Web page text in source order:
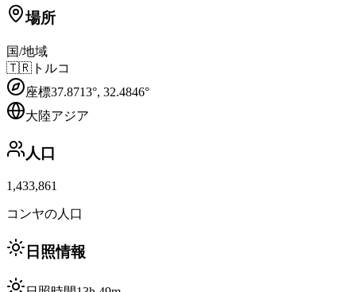
場所
国/地域
🇹🇷 トルコ
座標37.8713°, 32.4846°
大陸アジア
人口
1,433,861
コンヤの人口
日照情報